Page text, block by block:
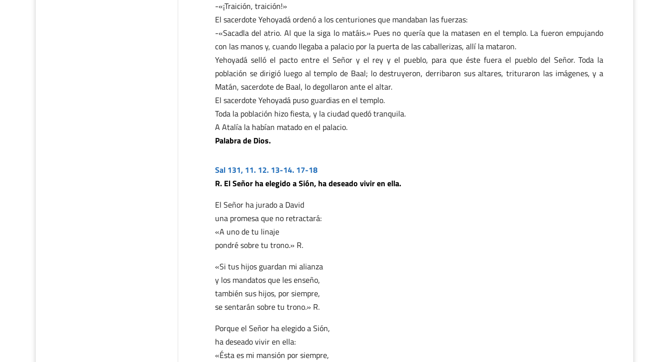
-«¡Traición, traición!»
El sacerdote Yehoyadá ordenó a los centuriones que mandaban las fuerzas:
-«Sacadla del atrio. Al que la siga lo matáis.» Pues no quería que la matasen en el templo. La fueron empujando
con las manos y, cuando llegaba a palacio por la puerta de las caballerizas, allí la mataron.
Yehoyadá selló el pacto entre el Señor y el rey y el pueblo, para que éste fuera el pueblo del Señor. Toda la
población se dirigió luego al templo de Baal; lo destruyeron, derribaron sus altares, trituraron las imágenes, y a
Matán, sacerdote de Baal, lo degollaron ante el altar.
El sacerdote Yehoyadá puso guardias en el templo.
Toda la población hizo fiesta, y la ciudad quedó tranquila.
A Atalía la habían matado en el palacio.
Palabra de Dios.
Sal 131, 11. 12. 13-14. 17-18
R. El Señor ha elegido a Sión, ha deseado vivir en ella.
El Señor ha jurado a David
una promesa que no retractará:
«A uno de tu linaje
pondré sobre tu trono.» R.
«Si tus hijos guardan mi alianza
y los mandatos que les enseño,
también sus hijos, por siempre,
se sentarán sobre tu trono.» R.
Porque el Señor ha elegido a Sión,
ha deseado vivir en ella:
«Ésta es mi mansión por siempre,